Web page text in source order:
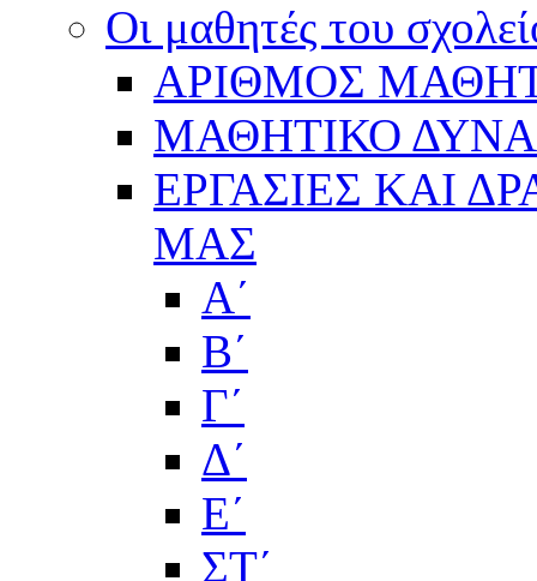
Οι μαθητές του
ΑΡΙΘΜΟΣ
ΜΑΘΗΤΙΚΟ
ΕΡΓΑΣΙΕΣ ΚΑΙ
ΜΑΣ
Α΄
Β΄
Γ΄
Δ΄
Ε΄
ΣΤ΄